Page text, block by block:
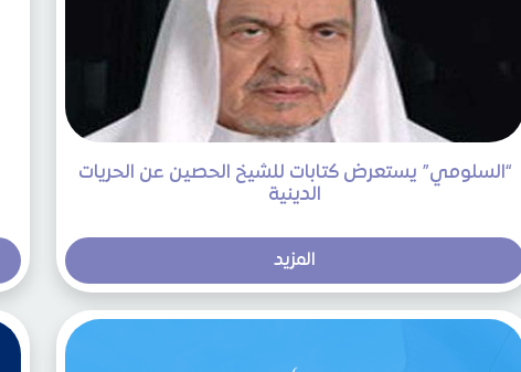
“السلومي” يستعرض كتابات للشيخ الحصين عن الحريات
الدينية
المزيد